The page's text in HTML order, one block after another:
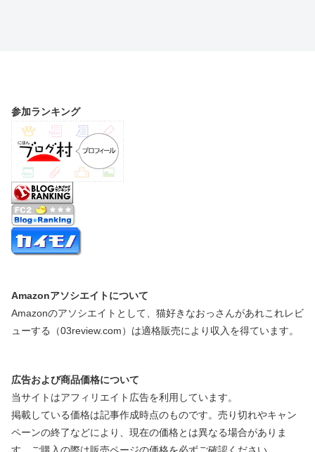
参加ランキング
Amazonアソシエイトについて
Amazonのアソシエイトとして、猫好きなおっさんがあれこれレビ
ューする（03review.com）は適格販売により収入を得ています。
広告および商品価格について
当サイトはアフィリエイト広告を利用しています。
掲載している価格は記事作成時点のものです。売り切れやキャン
ペーンの終了などにより、現在の価格とは異なる場合がありま